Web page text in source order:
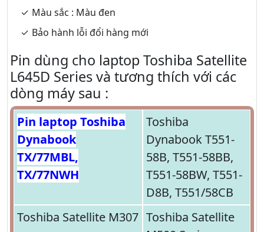
Màu sắc : Màu đen
Bảo hành lỗi đổi hàng mới
Pin dùng cho laptop Toshiba Satellite
L645D Series và tương thích với các
dòng máy sau :
Pin laptop Toshiba
Dynabook
TX/77MBL,
TX/77NWH
Toshiba
Dynabook T551-
58B, T551-58BB,
T551-58BW, T551-
D8B, T551/58CB
Toshiba Satellite M307 Toshiba Satellite